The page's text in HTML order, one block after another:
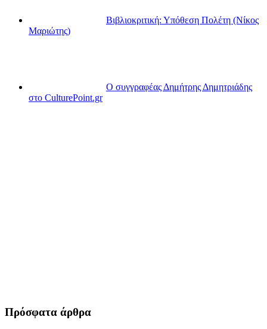
Βιβλιοκριτική: Υπόθεση Πολέτη (Νίκος
Μαριώτης)
Ο συγγραφέας Δημήτρης Δημητριάδης
στο CulturePoint.gr
Πρόσφατα άρθρα